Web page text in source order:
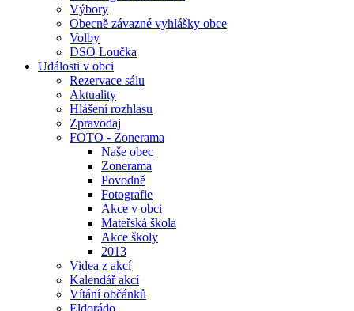
Výbory
Obecně závazné vyhlášky obce
Volby
DSO Loučka
Události v obci
Rezervace sálu
Aktuality
Hlášení rozhlasu
Zpravodaj
FOTO - Zonerama
Naše obec
Zonerama
Povodně
Fotografie
Akce v obci
Mateřská škola
Akce školy
2013
Videa z akcí
Kalendář akcí
Vítání občánků
Eldorádo